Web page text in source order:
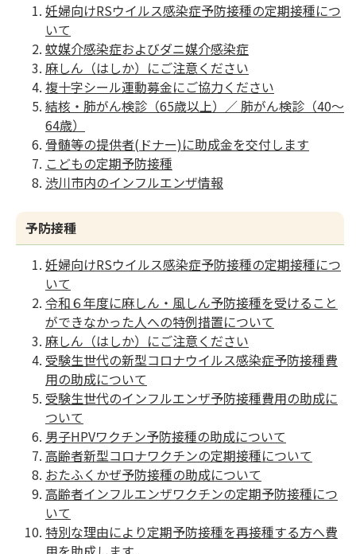
妊婦向けRSウイルス感染症予防接種の定期接種につ
いて
蚊媒介感染症およびダニ媒介感染症
麻しん（はしか）にご注意ください
複十字シール運動募金にご協力ください
結核・肺がん検診（65歳以上）／ 肺がん検診（40〜
64歳）
骨髄等の提供者(ドナー)に助成金を交付します
こどもの定期予防接種
渋川市内のインフルエンザ情報
予防接種
妊婦向けRSウイルス感染症予防接種の定期接種につ
いて
令和６年度に麻しん・風しん予防接種を受けること
ができなかった人への特例措置について
麻しん（はしか）にご注意ください
受験生世代の新型コロナウイルス感染症予防接種費
用の助成について
受験生世代のインフルエンザ予防接種費用の助成に
ついて
男子HPVワクチン予防接種の助成について
高齢者新型コロナワクチンの定期接種について
おたふくかぜ予防接種の助成について
高齢者インフルエンザワクチンの定期予防接種につ
いて
特別な理由により定期予防接種を再接種する方へ費